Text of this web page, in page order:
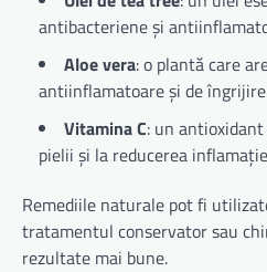
antibacteriene și
Aloe vera: o plantă care
antiinflamatoare și de
Vitamina C: un
pielii și la reducerea
Remediile naturale pot fi
tratamentul conservator sau
rezultate mai bune.